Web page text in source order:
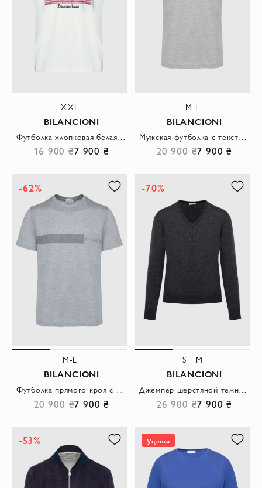
XXL
BILANCIONI
16 900 ₴7 900 ₴
M-L
BILANCIONI
20 900 ₴7 900 ₴
-62%
M-L
BILANCIONI
20 900 ₴7 900 ₴
-70%
S M
BILANCIONI
26 900 ₴7 900 ₴
-53% Уценка